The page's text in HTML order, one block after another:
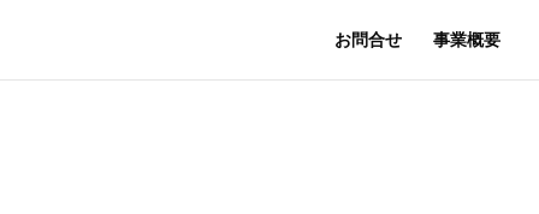
お問合せ 事業概要